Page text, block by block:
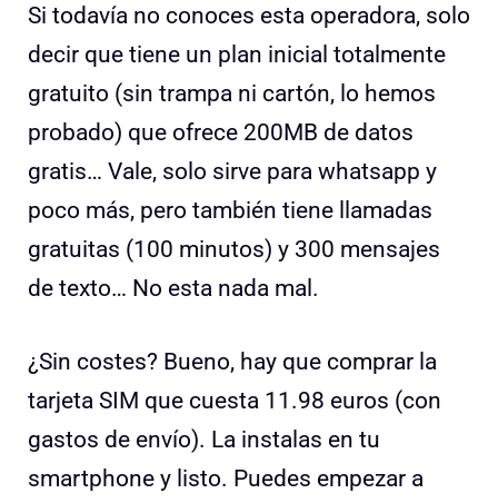
Si todavía no conoces esta operadora, solo
decir que tiene un plan inicial totalmente
gratuito (sin trampa ni cartón, lo hemos
probado) que ofrece 200MB de datos
gratis… Vale, solo sirve para whatsapp y
poco más, pero también tiene llamadas
gratuitas (100 minutos) y 300 mensajes
de texto… No esta nada mal.
¿Sin costes? Bueno, hay que comprar la
tarjeta SIM que cuesta 11.98 euros (con
gastos de envío). La instalas en tu
smartphone y listo. Puedes empezar a